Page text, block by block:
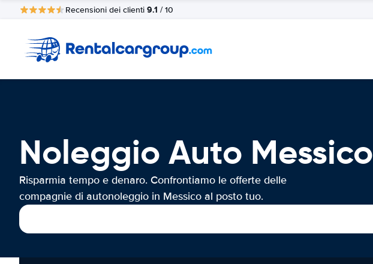
Recensioni dei clienti 9.1 / 10
Noleggio Auto Messico
Risparmia tempo e denaro. Confrontiamo le offerte delle
compagnie di autonoleggio in Messico al posto tuo.